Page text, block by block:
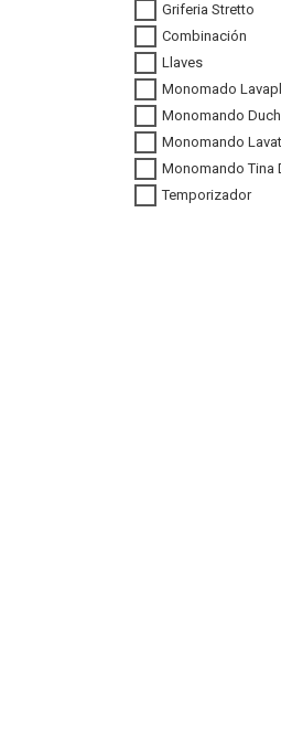
Griferia Stretto
Combinación
Llaves
Monomado
Monomando
Monomando
Monomando Tina
Temporizador